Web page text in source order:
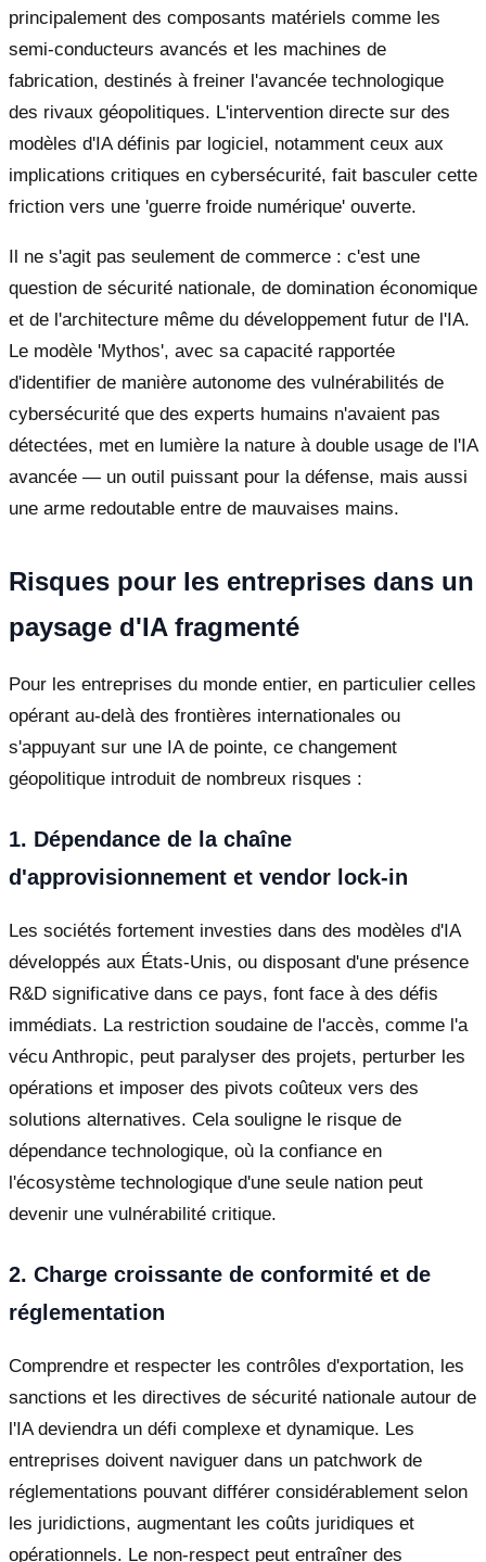
principalement des composants matériels comme les
semi-conducteurs avancés et les machines de
fabrication, destinés à freiner l'avancée technologique
des rivaux géopolitiques. L'intervention directe sur des
modèles d'IA définis par logiciel, notamment ceux aux
implications critiques en cybersécurité, fait basculer cette
friction vers une 'guerre froide numérique' ouverte.
Il ne s'agit pas seulement de commerce : c'est une
question de sécurité nationale, de domination économique
et de l'architecture même du développement futur de l'IA.
Le modèle 'Mythos', avec sa capacité rapportée
d'identifier de manière autonome des vulnérabilités de
cybersécurité que des experts humains n'avaient pas
détectées, met en lumière la nature à double usage de l'IA
avancée — un outil puissant pour la défense, mais aussi
une arme redoutable entre de mauvaises mains.
Risques pour les entreprises dans un
paysage d'IA fragmenté
Pour les entreprises du monde entier, en particulier celles
opérant au-delà des frontières internationales ou
s'appuyant sur une IA de pointe, ce changement
géopolitique introduit de nombreux risques :
1. Dépendance de la chaîne
d'approvisionnement et vendor lock-in
Les sociétés fortement investies dans des modèles d'IA
développés aux États-Unis, ou disposant d'une présence
R&D significative dans ce pays, font face à des défis
immédiats. La restriction soudaine de l'accès, comme l'a
vécu Anthropic, peut paralyser des projets, perturber les
opérations et imposer des pivots coûteux vers des
solutions alternatives. Cela souligne le risque de
dépendance technologique, où la confiance en
l'écosystème technologique d'une seule nation peut
devenir une vulnérabilité critique.
2. Charge croissante de conformité et de
réglementation
Comprendre et respecter les contrôles d'exportation, les
sanctions et les directives de sécurité nationale autour de
l'IA deviendra un défi complexe et dynamique. Les
entreprises doivent naviguer dans un patchwork de
réglementations pouvant différer considérablement selon
les juridictions, augmentant les coûts juridiques et
opérationnels. Le non-respect peut entraîner des